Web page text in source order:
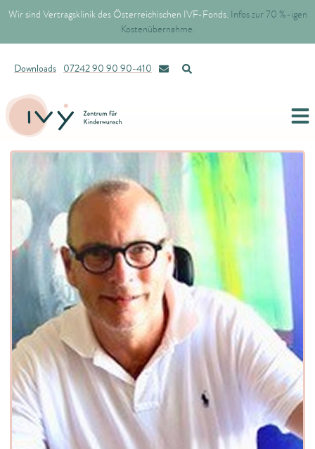
Wir sind Vertragsklinik des Österreichischen IVF-Fonds. Infos zur 70 %-igen
Kostenübernahme.
Downloads 07242 90 90 90-410